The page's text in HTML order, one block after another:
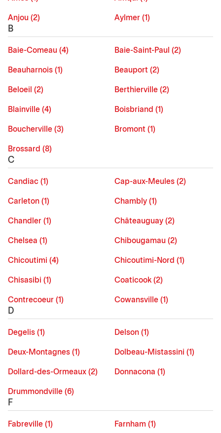
Anjou (2) Aylmer (1)
B
Baie-Comeau (4) Baie-Saint-Paul (2)
Beauharnois (1) Beauport (2)
Beloeil (2) Berthierville (2)
Blainville (4) Boisbriand (1)
Boucherville (3) Bromont (1)
Brossard (8)
C
Candiac (1) Cap-aux-Meules (2)
Carleton (1) Chambly (1)
Chandler (1) Châteauguay (2)
Chelsea (1) Chibougamau (2)
Chicoutimi (4) Chicoutimi-Nord (1)
Chisasibi (1) Coaticook (2)
Contrecoeur (1) Cowansville (1)
D
Degelis (1) Delson (1)
Deux-Montagnes (1) Dolbeau-Mistassini (1)
Dollard-des-Ormeaux (2) Donnacona (1)
Drummondville (6)
F
Fabreville (1) Farnham (1)